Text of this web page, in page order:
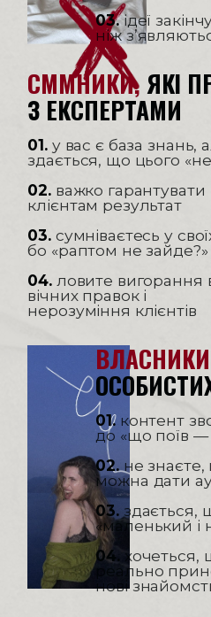
03. ідеї
ніж
СММНИКИ, ЯКІ
З ЕКСПЕРТАМИ
01. у вас є база знань,
здається, що цього
02. важко гарантувати
клієнтам результат
03. сумніваєтесь у
бо «раптом не зайде?»
04. ловите вигорання
вічних правок і
нерозуміння клієнтів
ВЛАСНИКИ
01. контент
до «що поїв —
02. не
можна дати
03. здається,
«маленький і
04. хочеться,
реально
нові